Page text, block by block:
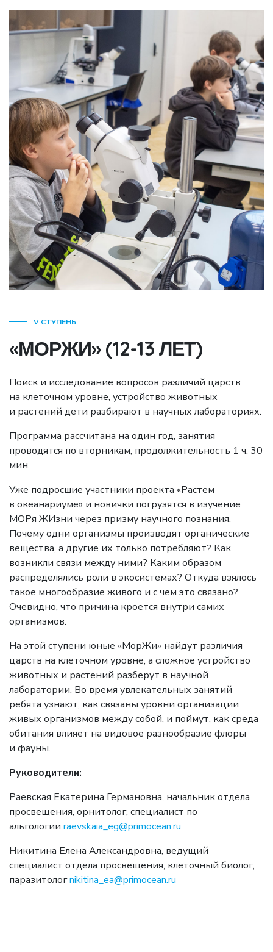
V СТУПЕНЬ
«МОРЖИ» (12-13 ЛЕТ)
Поиск и исследование вопросов различий царств
на клеточном уровне, устройство животных
и растений дети разбирают в научных лабораториях.
Программа рассчитана на один год, занятия
проводятся по вторникам, продолжительность 1 ч. 30
мин.
Уже подросшие участники проекта «Растем
в океанариуме» и новички погрузятся в изучение
МОРя ЖИзни через призму научного познания.
Почему одни организмы производят органические
вещества, а другие их только потребляют? Как
возникли связи между ними? Каким образом
распределялись роли в экосистемах? Откуда взялось
такое многообразие живого и с чем это связано?
Очевидно, что причина кроется внутри самих
организмов.
На этой ступени юные «МорЖи» найдут различия
царств на клеточном уровне, а сложное устройство
животных и растений разберут в научной
лаборатории. Во время увлекательных занятий
ребята узнают, как связаны уровни организации
живых организмов между собой, и поймут, как среда
обитания влияет на видовое разнообразие флоры
и фауны.
Руководители:
Раевская Екатерина Германовна, начальник отдела
просвещения, орнитолог, специалист по
альгологии raevskaia_eg@primocean.ru
Никитина Елена Александровна, ведущий
специалист отдела просвещения, клеточный биолог,
паразитологnikitina_ea@primocean.ru